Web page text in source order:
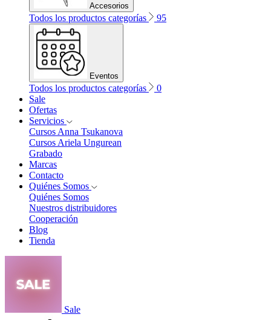
Accesorios
Todos los productos categorías 95
Eventos
Todos los productos categorías
0
Sale
Ofertas
Servicios
Cursos Anna Tsukanova
Cursos Ariela Ungurean
Grabado
Marcas
Contacto
Quiénes Somos
Quiénes Somos
Nuestros distribuidores
Cooperación
Blog
Tienda
Sale